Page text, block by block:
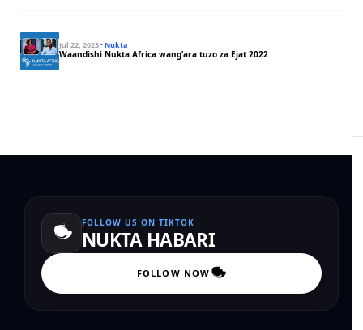
Jul 22, 2023· Nukta
Waandishi Nukta Africa wang’ara tuzo za Ejat 2022
FOLLOW US ON TIKTOK
NUKTA HABARI
FOLLOW NOW